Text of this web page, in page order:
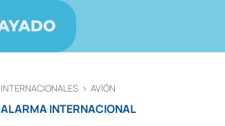
INTERNACIONALES > AVIÓN
ALARMA INTERNACIONAL